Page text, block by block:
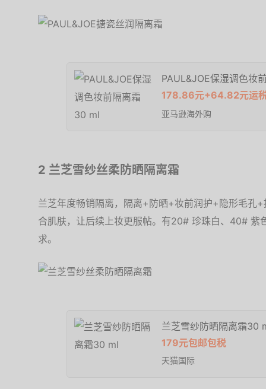
PAUL&JOE保湿调色妆
178.86元+64.82元运
亚马逊海外购
2 兰芝雪纱丝柔防晒隔离霜
兰芝年度畅销隔离，隔离+防晒+妆前润护+隐形毛孔
合肌肤，让后续上妆更服帖。有20# 珍珠白、40# 紫
求。
兰芝雪纱防晒隔离霜30
179元包邮包税
天猫国际